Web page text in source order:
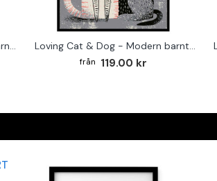
Loving Bunnies - Turkos rosa barntavla Loving Cat & Dog - Modern barntavla
119.00 kr